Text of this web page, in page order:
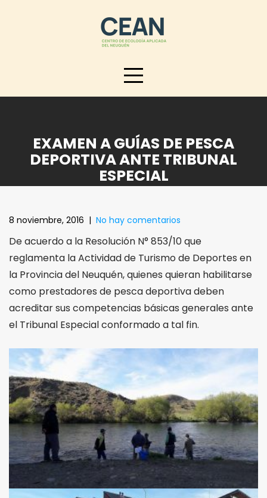
EXAMEN A GUÍAS DE PESCA
DEPORTIVA ANTE TRIBUNAL
ESPECIAL
8 noviembre, 2016 | No hay comentarios
De acuerdo a la Resolución N° 853/10 que
reglamenta la Actividad de Turismo de Deportes en
la Provincia del Neuquén, quienes quieran habilitarse
como prestadores de pesca deportiva deben
acreditar sus competencias básicas generales ante
el Tribunal Especial conformado a tal fin.